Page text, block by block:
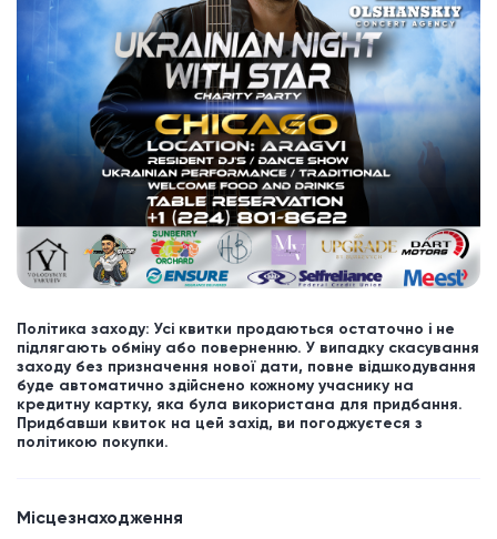
Політика заходу: Усі квитки продаються остаточно і не
підлягають обміну або поверненню. У випадку скасування
заходу без призначення нової дати, повне відшкодування
буде автоматично здійснено кожному учаснику на
кредитну картку, яка була використана для придбання.
Придбавши квиток на цей захід, ви погоджуєтеся з
політикою покупки.
Місцезнаходження